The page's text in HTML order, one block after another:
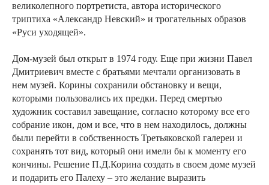
великолепного портретиста, автора исторического
триптиха «Александр Невский» и трогательных образов
«Руси уходящей».
Дом-музей был открыт в 1974 году. Еще при жизни Павел
Дмитриевич вместе с братьями мечтали организовать в
нем музей. Корины сохранили обстановку и вещи,
которыми пользовались их предки. Перед смертью
художник составил завещание, согласно которому все его
собрание икон, дом и все, что в нем находилось, должны
были перейти в собственность Третьяковской галереи и
сохранять тот вид, который они имели бы к моменту его
кончины. Решение П.Д.Корина создать в своем доме музей
и подарить его Палеху – это желание выразить